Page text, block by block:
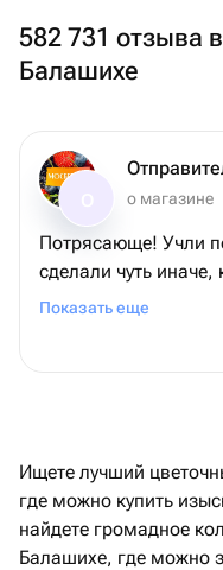
582 731 отзыва
Балашихе
о магазине
Потрясающе! Учли
сделали чуть иначе,
Учитывая что
Показать еще
Ищете лучший
где можно купить
найдете громадное
Балашихе, где можно